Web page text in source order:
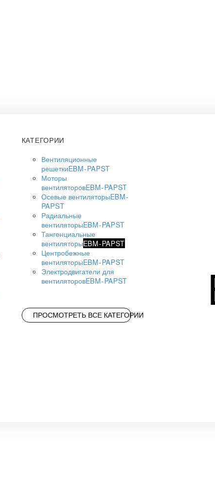
КАТЕГОРИИ
Вентиляционные
решеткиEBM-PAPST
Моторы
вентиляторовEBM-PAPST
Осевые вентиляторыEBM-
PAPST
Радиальные
вентиляторыEBM-PAPST
Тангенциальные
вентиляторыEBM-PAPST
Центробежные
вентиляторыEBM-PAPST
Электродвигатели для
вентиляторовEBM-PAPST
ПРОСМОТРЕТЬ ВСЕ КАТЕГОРИИ